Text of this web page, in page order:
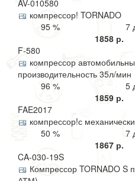
AV-010580
компрессор! TORNADO
95 %
7
1858 р.
F-580
компрессор
производительность 35л/мин
96 %
5
1859 р.
FAE2017
компрессор!с
50 %
7
1867 р.
CA-030-19S
Компрессор TORNADO S